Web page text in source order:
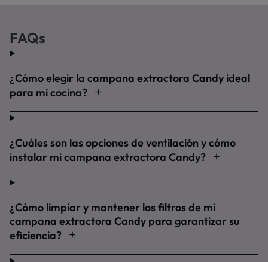
FAQs
¿Cómo elegir la campana extractora Candy ideal
para mi cocina?
¿Cuáles son las opciones de ventilación y cómo
instalar mi campana extractora Candy?
¿Cómo limpiar y mantener los filtros de mi
campana extractora Candy para garantizar su
eficiencia?